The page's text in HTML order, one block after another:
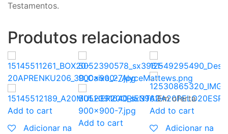
Testamentos.
Produtos relacionados
Add to cart
Adicionar na
Add to cart
Em oferta
Add to cart
Adicionar na